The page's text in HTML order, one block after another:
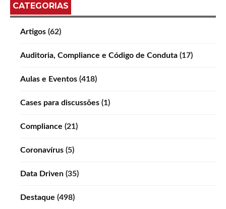
CATEGORIAS
Artigos (62)
Auditoria, Compliance e Código de Conduta (17)
Aulas e Eventos (418)
Cases para discussões (1)
Compliance (21)
Coronavírus (5)
Data Driven (35)
Destaque (498)